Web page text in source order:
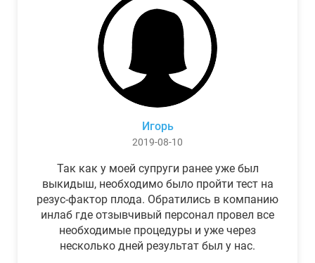
Игорь
2019-08-10
Так как у моей супруги ранее уже был
выкидыш, необходимо было пройти тест на
резус-фактор плода. Обратились в компанию
инлаб где отзывчивый персонал провел все
необходимые процедуры и уже через
несколько дней результат был у нас.